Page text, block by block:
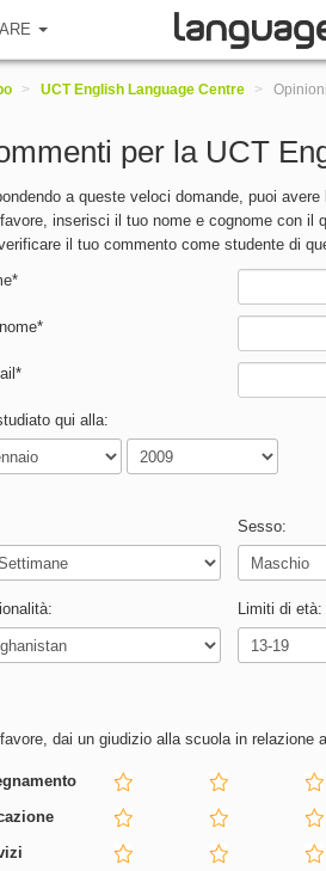
> UCT English Language Centre > Opinioni
per la UCT
a queste veloci domande, puoi
inserisci il tuo nome e cognome con il
il tuo commento come studente di
qui alla:
Sesso:
Limiti di età:
dai un giudizio alla scuola in relazione